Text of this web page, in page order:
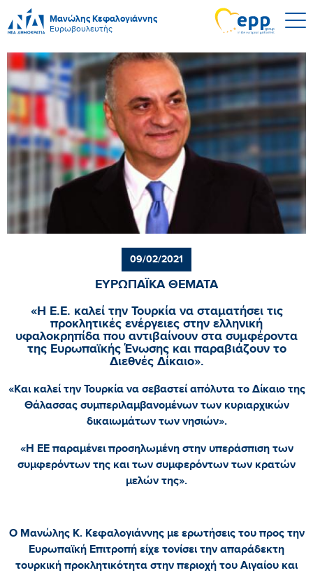
Μανώλης Κεφαλογιάννης
Ευρωβουλευτής
09/02/2021
ΕΥΡΩΠΑΪΚΑ ΘΕΜΑΤΑ
«Η Ε.Ε. καλεί την Τουρκία να σταματήσει τις
προκλητικές ενέργειες στην ελληνική
υφαλοκρηπίδα που αντιβαίνουν στα συμφέροντα
της Ευρωπαϊκής Ένωσης και παραβιάζουν το
Διεθνές Δίκαιο».
«Και καλεί την Τουρκία να σεβαστεί απόλυτα το Δίκαιο της
Θάλασσας συμπεριλαμβανομένων των κυριαρχικών
δικαιωμάτων των νησιών».
«Η ΕΕ παραμένει προσηλωμένη στην υπεράσπιση των
συμφερόντων της και των συμφερόντων των κρατών
μελών της».
Ο Μανώλης Κ. Κεφαλογιάννης με ερωτήσεις του προς την
Ευρωπαϊκή Επιτροπή είχε τονίσει την απαράδεκτη
τουρκική προκλητικότητα στην περιοχή του Αιγαίου και